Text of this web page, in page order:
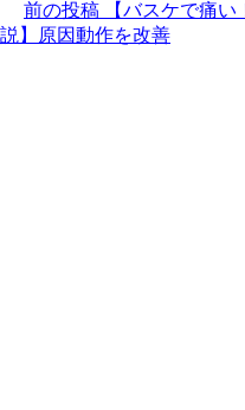
前の投稿
【バスケで痛
説】原因動作を改善